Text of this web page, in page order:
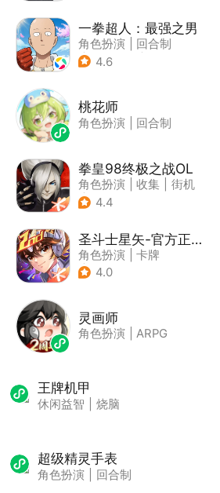
一拳超人：最强之男
角色扮演
回合制
| 动漫改编
4.6
桃花师
角色扮演 回合制
拳皇98终极之战OL
角色扮演 收集
街机
| 拳皇
4.4
圣斗士星矢-官方正版(腾讯)
角色扮演
卡牌
| 动漫改编
4.0
灵画师
角色扮演 ARPG
王牌机甲
休闲益智 烧脑
超级精灵手表
角色扮演 回合制